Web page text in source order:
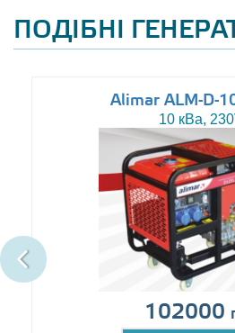
ПОДІБНІ
Alimar ALM-D-
10 кВа,
102000